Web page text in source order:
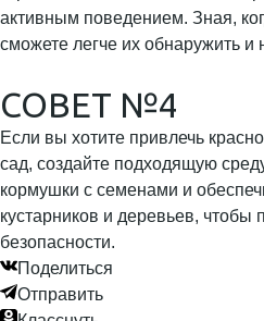
активным поведением. Зная,
сможете легче их обнаружить и
СОВЕТ №4
Если вы хотите привлечь
сад, создайте подходящую
кормушки с семенами и
кустарников и деревьев, чтобы
безопасности.
Поделиться
Отправить